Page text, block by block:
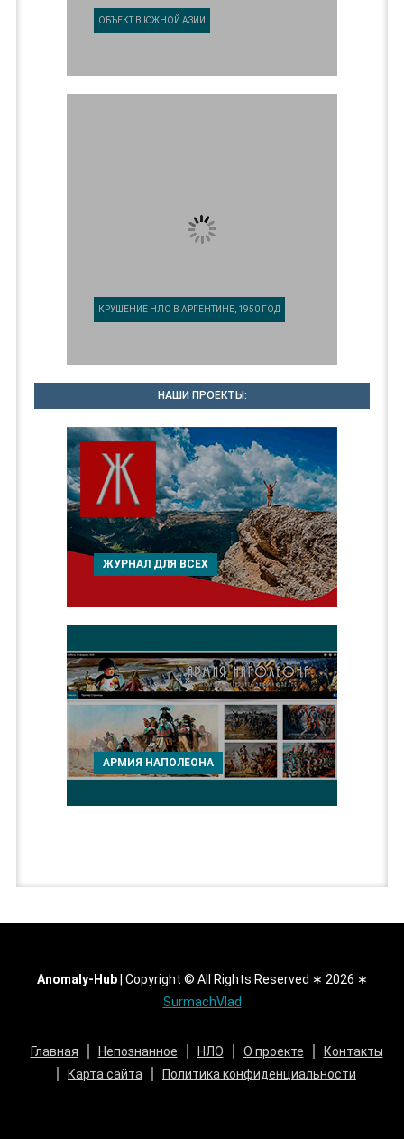
ОБЪЕКТ В ЮЖНОЙ АЗИИ
КРУШЕНИЕ НЛО В АРГЕНТИНЕ, 1950 ГОД
НАШИ ПРОЕКТЫ:
ЖУРНАЛ ДЛЯ ВСЕХ
АРМИЯ НАПОЛЕОНА
Anomaly-Hub Copyright © All Rights Reserved ∗ 2026 ∗
SurmachVlad
Главная Непознанное НЛО О проекте
Контакты
Карта сайта
Политика конфиденциальности